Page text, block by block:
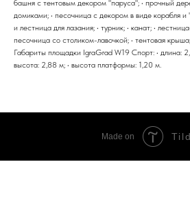
башня с тентовым декором "паруса"; • прочный
домиками; • песочница с декором в виде корабля и
и лестница для лазания; • турник; • канат; •
песочница со столиком-лавочкой; • тентовая
Габариты площадки IgraGrad W19 Спорт: • длина:
высота: 2,88 м; • высота платформы: 1,20 м.
Made on